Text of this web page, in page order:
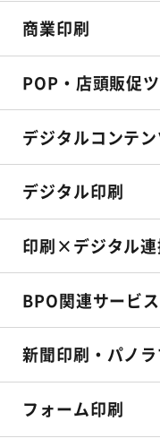
商業印刷
POP・店頭販促
デジタルコンテ
デジタル印刷
印刷×デジタル
BPO関連サービス
新聞印刷・パノ
フォーム印刷